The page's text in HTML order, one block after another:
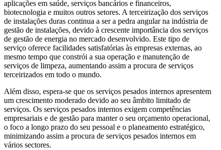
aplicações em saúde, serviços bancários e financeiros,
biotecnologia e muitos outros setores. A terceirização dos serviços
de instalações duras continua a ser a pedra angular na indústria de
gestão de instalações, devido à crescente importância dos serviços
de gestão de energia no mercado desenvolvido. Este tipo de
serviço oferece facilidades satisfatórias às empresas externas, ao
mesmo tempo que constrói a sua operação e manutenção de
serviços de limpeza, aumentando assim a procura de serviços
terceirizados em todo o mundo.
Além disso, espera-se que os serviços pesados ​​internos apresentem
um crescimento moderado devido ao seu âmbito limitado de
serviços. Os serviços pesados ​​internos exigem competências
empresariais e de gestão para manter o seu orçamento operacional,
o foco a longo prazo do seu pessoal e o planeamento estratégico,
minimizando assim a procura de serviços pesados ​​internos em
vários sectores.